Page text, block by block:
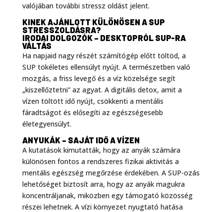
valójában további stressz oldást jelent.
KINEK AJÁNLOTT KÜLÖNÖSEN A SUP
STRESSZOLDÁSRA?
IRODAI DOLGOZÓK – DESKTOPRÓL SUP-RA
VÁLTÁS
Ha napjaid nagy részét számítógép előtt töltöd, a
SUP tökéletes ellensúlyt nyújt. A természetben való
mozgás, a friss levegő és a víz közelsége segít
„kiszellőztetni” az agyat. A digitális detox, amit a
vízen töltött idő nyújt, csökkenti a mentális
fáradtságot és elősegíti az egészségesebb
életegyensúlyt.
ANYUKÁK – SAJÁT IDŐ A VÍZEN
A kutatások kimutatták, hogy az anyák számára
különösen fontos a rendszeres fizikai aktivitás a
mentális egészség megőrzése érdekében. A SUP-ozás
lehetőséget biztosít arra, hogy az anyák magukra
koncentráljanak, miközben egy támogató közösség
részei lehetnek. A vízi környezet nyugtató hatása